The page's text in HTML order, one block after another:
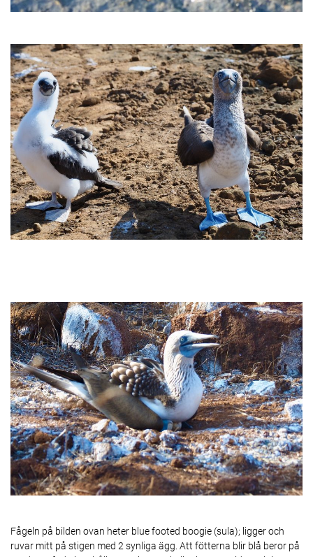
Fågeln på bilden ovan heter blue footed boogie (sula); ligger och
ruvar mitt på stigen med 2 synliga ägg. Att fötterna blir blå beror på